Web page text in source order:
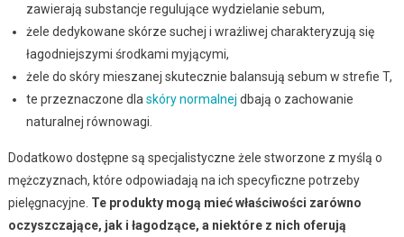
zawierają substancje regulujące wydzielanie sebum,
żele dedykowane skórze suchej i wrażliwej charakteryzują się
łagodniejszymi środkami myjącymi,
żele do skóry mieszanej skutecznie balansują sebum w strefie T,
te przeznaczone dla skóry normalnej dbają o zachowanie
naturalnej równowagi.
Dodatkowo dostępne są specjalistyczne żele stworzone z myślą o
mężczyznach, które odpowiadają na ich specyficzne potrzeby
pielęgnacyjne. Te produkty mogą mieć właściwości zarówno
oczyszczające, jak i łagodzące, a niektóre z nich oferują